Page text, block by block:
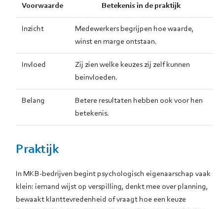
Voorwaarde Betekenis in de praktijk
Inzicht
Medewerkers begrijpen hoe waarde,
winst en marge ontstaan.
Invloed
Zij zien welke keuzes zij zelf kunnen
beinvloeden.
Belang
Betere resultaten hebben ook voor hen
betekenis.
Praktijk
In MKB-bedrijven begint psychologisch eigenaarschap vaak
klein: iemand wijst op verspilling, denkt mee over planning,
bewaakt klanttevredenheid of vraagt hoe een keuze